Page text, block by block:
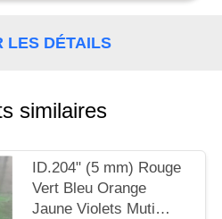
LES DÉTAILS
similaires
ID.204" (5 mm) Rouge
Vert Bleu Orange
Jaune Violets Muti